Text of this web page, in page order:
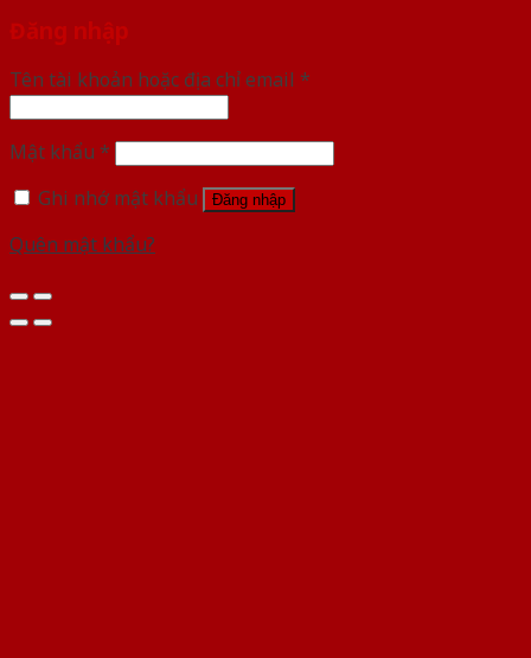
Đăng nhập
Tên tài khoản hoặc địa chỉ email *
Mật khẩu *
Ghi nhớ mật khẩu
Đăng nhập
Quên mật khẩu?